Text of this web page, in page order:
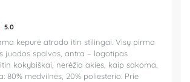
5.0
kepurė atrodo itin stilingai. Visų pirma
juodos spalvos, antra – logotipas
kokybiškai, nerėžia akies, kaip sakoma.
80% medvilnės, 20% poliesterio. Prie